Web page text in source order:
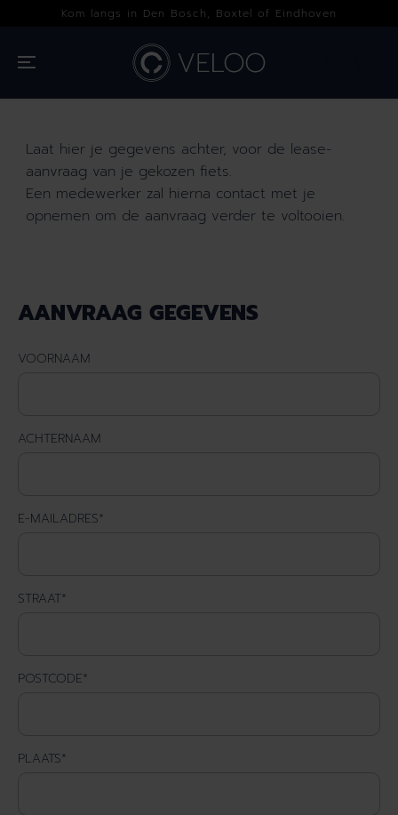
OVERSLAAN
Bosch, Boxtel of Eindhoven De
Laat hier je gegevens achter, voor de lease-
aanvraag van je gekozen fiets.
Een medewerker zal hierna contact met je
opnemen om de aanvraag verder te voltooien.
AANVRAAG GEGEVENS
VOORNAAM
ACHTERNAAM
E-MAILADRES*
STRAAT*
POSTCODE*
PLAATS*